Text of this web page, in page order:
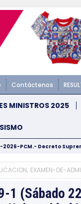
Contáctenos
MINISTROS 2025
2026-PCM.- Decreto
, EXAMEN-DE-
1 (Sábado